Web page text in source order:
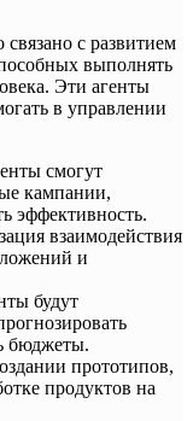
с развитием
выполнять
Эти агенты
в управлении
смогут
кампании,
эффективность.
взаимодействия
и
будут
бюджеты.
прототипов,
продуктов на